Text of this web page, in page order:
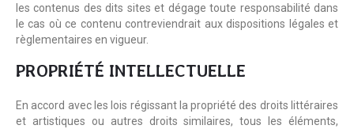
les contenus des dits sites et dégage toute responsabilité dans
le cas où ce contenu contreviendrait aux dispositions légales et
règlementaires en vigueur.
PROPRIÉTÉ INTELLECTUELLE
En accord avec les lois régissant la propriété des droits littéraires
et artistiques ou autres droits similaires, tous les éléments,